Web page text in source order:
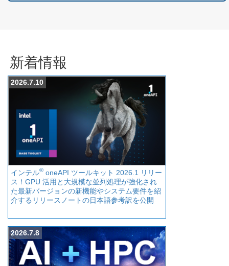
新着情報
2026.7.10
インテル® oneAPI ツールキット 2026.1 リリー
ス！GPU 活用と大規模な並列処理が強化され
た最新バージョンの新機能やシステム要件を紹
介するリリースノートの日本語参考訳を公開
2026.7.8